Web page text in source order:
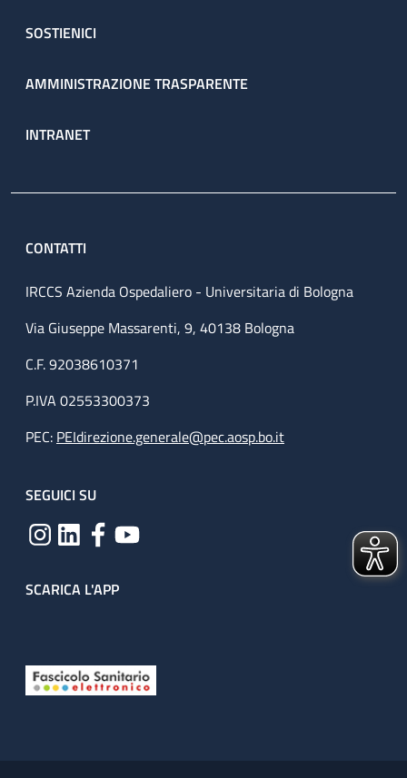
SOSTIENICI
AMMINISTRAZIONE TRASPARENTE
INTRANET
CONTATTI
IRCCS Azienda Ospedaliero - Universitaria di Bologna
Via Giuseppe Massarenti, 9, 40138 Bologna
C.F. 92038610371
P.IVA 02553300373
PEC: PEIdirezione.generale@pec.aosp.bo.it
SEGUICI SU
SCARICA L'APP